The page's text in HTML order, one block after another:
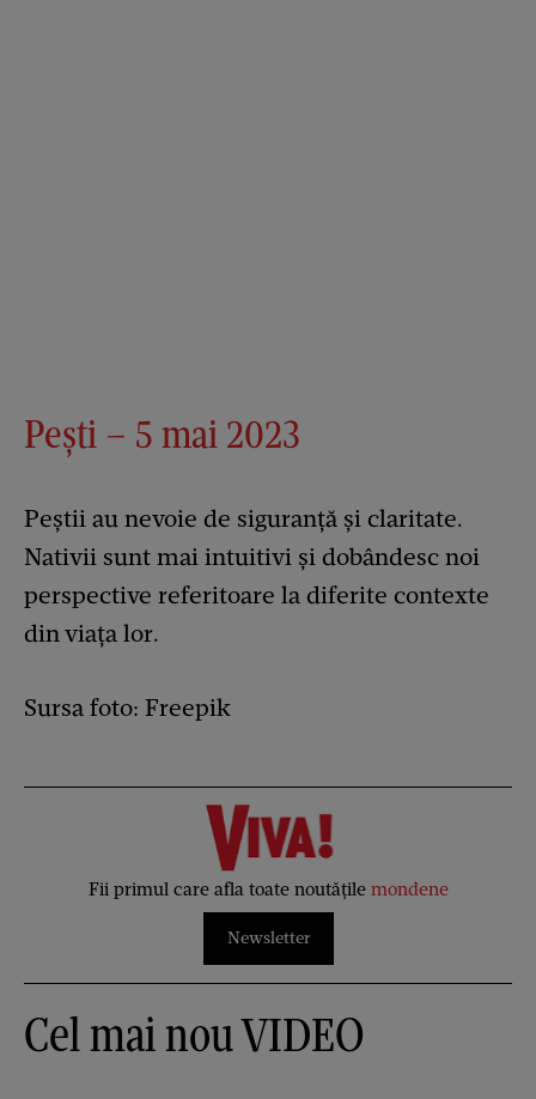
Pești – 5 mai 2023
Peștii au nevoie de siguranță și claritate.
Nativii sunt mai intuitivi și dobândesc noi
perspective referitoare la diferite contexte
din viața lor.
Sursa foto: Freepik
Fii primul care afla toate noutățile mondene
Newsletter
Cel mai nou VIDEO